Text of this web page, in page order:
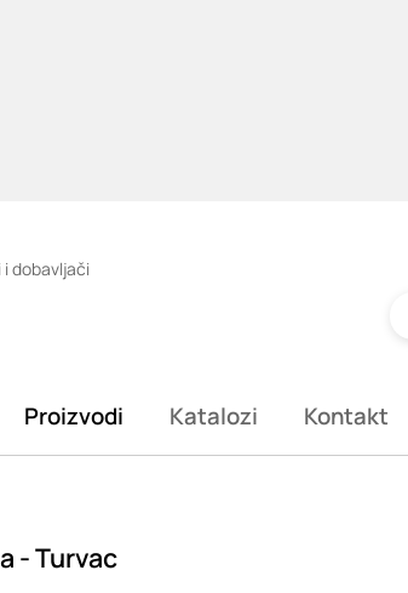
dobavljači
Proizvodi Katalozi Kontakt
- Turvac